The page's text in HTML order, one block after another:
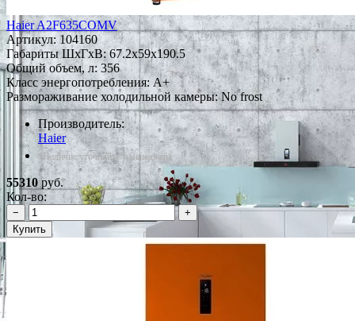
Haier A2F635COMV
Артикул:104160
Габариты ШxГxВ: 67.2x59x190.5
Общий объем, л: 356
Класс энергопотребления: A+
Размораживание холодильной камеры: No frost
Производитель:
Haier
*Наличие уточняйте у менеджера
55310руб.
Кол-во:
−
+
Купить